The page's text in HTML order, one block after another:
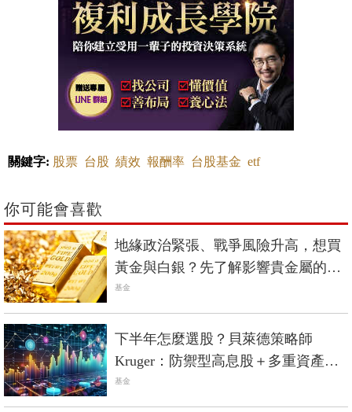
關鍵字: 股票 台股 績效 報酬率 台股基金 etf
你可能會喜歡
地緣政治緊張、戰爭風險升高，想買
黃金與白銀？先了解影響貴金屬的價
格因素
基金
下半年怎麼選股？貝萊德策略師
Kruger：防禦型高息股＋多重資產入
息，進可攻退可守
基金